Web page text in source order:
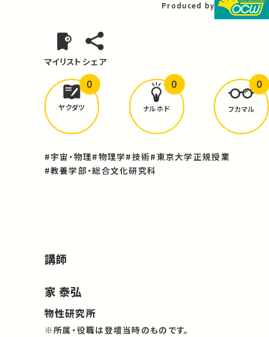
Produced by
マイリスト シェア
どんな学びがありましたか？
ヤクダツ
0
ナルホド
0
フカマル
0
#宇宙・物理#物理学#技術#東京大学正規授業
#教養学部・総合文化研究科
講師
家 泰弘
物性研究所
※所属・役職は登壇当時のものです。